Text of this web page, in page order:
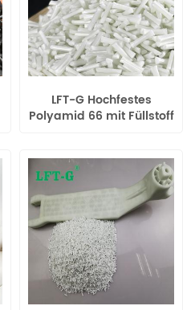
LFT-G Hochfestes
Polyamid 66 mit Füllstoff